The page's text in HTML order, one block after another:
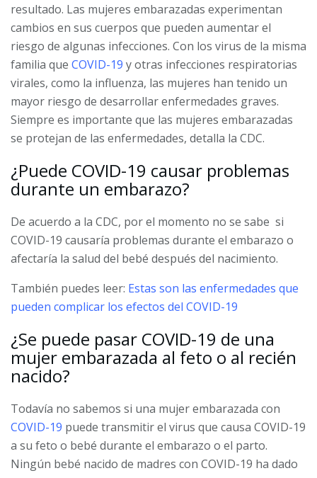
resultado. Las mujeres embarazadas experimentan
cambios en sus cuerpos que pueden aumentar el
riesgo de algunas infecciones. Con los virus de la misma
familia que COVID-19 y otras infecciones respiratorias
virales, como la influenza, las mujeres han tenido un
mayor riesgo de desarrollar enfermedades graves.
Siempre es importante que las mujeres embarazadas
se protejan de las enfermedades, detalla la CDC.
¿Puede COVID-19 causar problemas
durante un embarazo?
De acuerdo a la CDC, por el momento no se sabe si
COVID-19 causaría problemas durante el embarazo o
afectaría la salud del bebé después del nacimiento.
También puedes leer: Estas son las enfermedades que
pueden complicar los efectos del COVID-19
¿Se puede pasar COVID-19 de una
mujer embarazada al feto o al recién
nacido?
Todavía no sabemos si una mujer embarazada con
COVID-19 puede transmitir el virus que causa COVID-19
a su feto o bebé durante el embarazo o el parto.
Ningún bebé nacido de madres con COVID-19 ha dado